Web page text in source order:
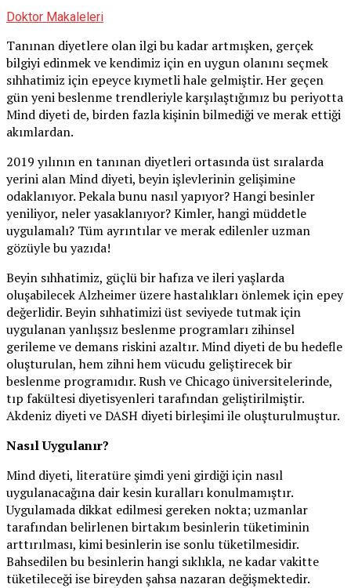
Doktor Makaleleri
Tanınan diyetlere olan ilgi bu kadar artmışken, gerçek
bilgiyi edinmek ve kendimiz için en uygun olanını seçmek
sıhhatimiz için epeyce kıymetli hale gelmiştir. Her geçen
gün yeni beslenme trendleriyle karşılaştığımız bu periyotta
Mind diyeti de, birden fazla kişinin bilmediği ve merak ettiği
akımlardan.
2019 yılının en tanınan diyetleri ortasında üst sıralarda
yerini alan Mind diyeti, beyin işlevlerinin gelişimine
odaklanıyor. Pekala bunu nasıl yapıyor? Hangi besinler
yeniliyor, neler yasaklanıyor? Kimler, hangi müddetle
uygulamalı? Tüm ayrıntılar ve merak edilenler uzman
gözüyle bu yazıda!
Beyin sıhhatimiz, güçlü bir hafıza ve ileri yaşlarda
oluşabilecek Alzheimer üzere hastalıkları önlemek için epey
değerlidir. Beyin sıhhatimizi üst seviyede tutmak için
uygulanan yanlışsız beslenme programları zihinsel
gerileme ve demans riskini azaltır. Mind diyeti de bu hedefle
oluşturulan, hem zihni hem vücudu geliştirecek bir
beslenme programıdır. Rush ve Chicago üniversitelerinde,
tıp fakültesi diyetisyenleri tarafından geliştirilmiştir.
Akdeniz diyeti ve DASH diyeti birleşimi ile oluşturulmuştur.
Nasıl Uygulanır?
Mind diyeti, literatüre şimdi yeni girdiği için nasıl
uygulanacağına dair kesin kuralları konulmamıştır.
Uygulamada dikkat edilmesi gereken nokta; uzmanlar
tarafından belirlenen birtakım besinlerin tüketiminin
arttırılması, kimi besinlerin ise sonlu tüketilmesidir.
Bahsedilen bu besinlerin hangi sıklıkla, ne kadar vakitte
tüketileceği ise bireyden şahsa nazaran değişmektedir.